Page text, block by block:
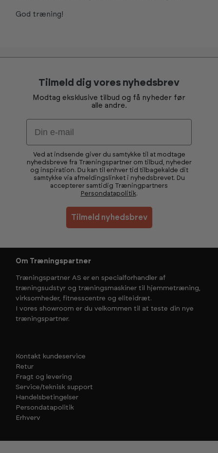
God træning!
Tilmeld dig vores nyhedsbrev
Modtag eksklusive tilbud og få nyheder før
alle andre.
Email
Ved at indsende giver du samtykke til at modtage
nyhedsbreve fra Træningspartner om tilbud, nyheder
og inspiration. Du kan til enhver tid tilbagekalde dit
samtykke via afmeldingslinket i nyhedsbrevet. Du
accepterer samtidig Træningpartners
Persondatapolitik.
Tilmeld nyhedsbrev
Om Træningspartner
Træningspartner AS er en specialforhandler af
træningsudstyr og træningsmaskiner til hjemmetræning,
virksomheder, fitnesscentre og eliteidræt.
I vores showroom er du velkommen til at teste din nye
træningspartner.
Kontakt kundeservice
Retur
Fragt og levering
Service/teknisk support
Handelsbetingelser
Persondatapolitik
Erhverv